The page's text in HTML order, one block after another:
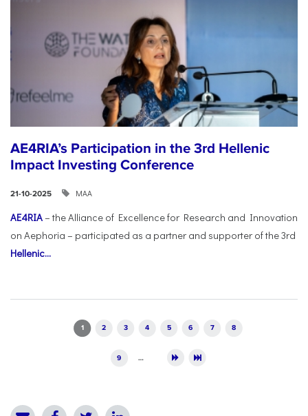
AE4RIA’s Participation in the 3rd Hellenic
Impact Investing Conference
21-10-2025 ΜΑΑ
AE4RIA– the Alliance of Excellence for Research and Innovation
on Aephoria – participated as a partner and supporter of the 3rd
Hellenic...
1 2 3 4 5 6 7 8
9 …